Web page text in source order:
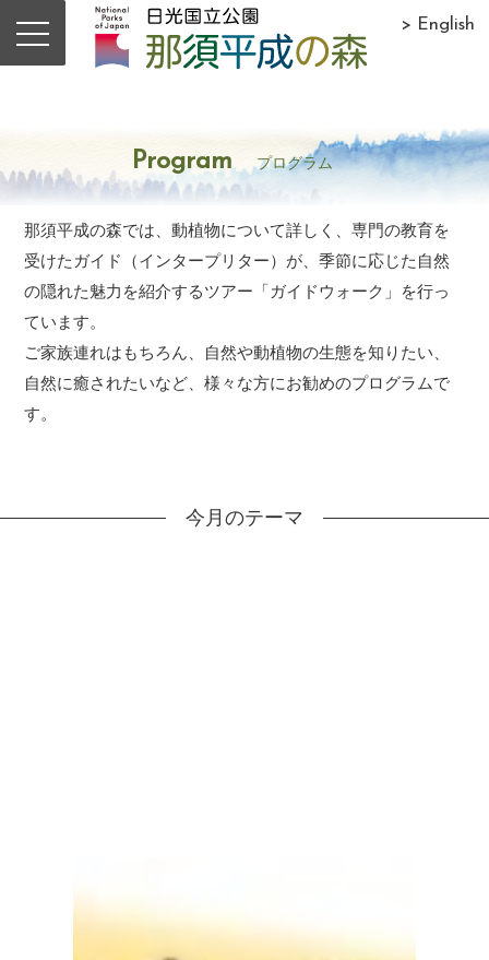
> English
Program プログラム
那須平成の森では、動植物について詳しく、専門の教育を
受けたガイド（インタープリター）が、季節に応じた自然
の隠れた魅力を紹介するツアー「ガイドウォーク」を行っ
ています。
ご家族連れはもちろん、自然や動植物の生態を知りたい、
自然に癒されたいなど、様々な方にお勧めのプログラムで
す。
今月のテーマ